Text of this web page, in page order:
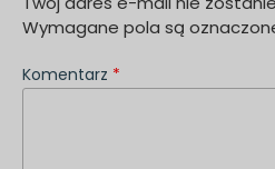
Wymagane pola są
Komentarz *